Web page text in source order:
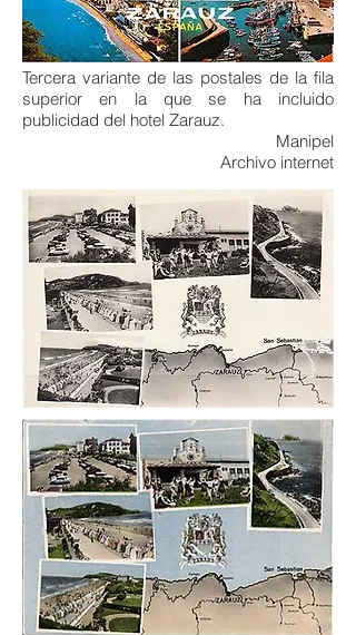
Tercera variante de las postales de la fila
superior en la que se ha incluido
publicidad del hotel Zarauz.
Manipel
Archivo internet